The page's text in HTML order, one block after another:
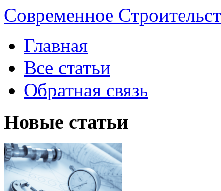
Современное
Главная
Все статьи
Обратная связь
Новые статьи